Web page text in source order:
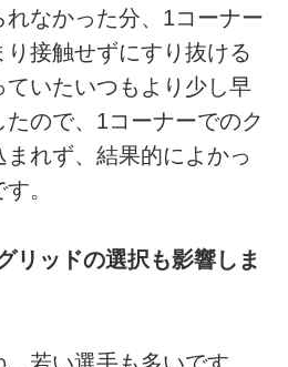
れなかった分、1コーナー
り接触せずにすり抜ける
ていたいつもより少し早
ので、1コーナーでのク
れず、結果的によかっ
。
リッドの選択も影響しま